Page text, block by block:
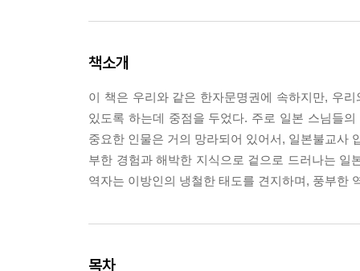
책소개
이 책은 우리와 같은 한자문명권에 속하지만, 우
있도록 하는데 중점을 두었다. 주로 일본 스님들
중요한 인물은 거의 망라되어 있어서, 일본불교사
부한 경험과 해박한 지식으로 겉으로 드러나는
역자는 이방인의 냉철한 태도를 견지하며, 풍부한
목차